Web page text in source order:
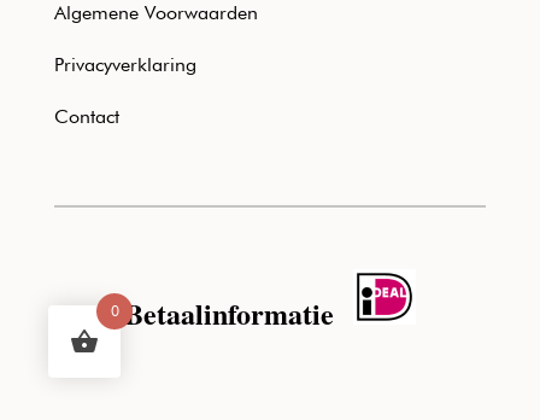
Algemene Voorwaarden
Privacyverklaring
Contact
Betaalinformatie
0